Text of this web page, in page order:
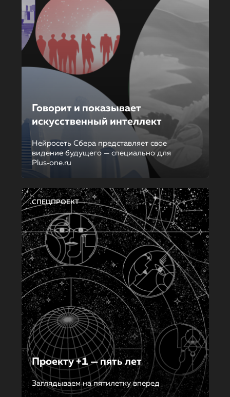
Говорит и показывает
искусственный интеллект
Нейросеть Сбера представляет свое
видение будущего — специально для
Plus‑one.ru
СПЕЦПРОЕКТ
Проекту +1 — пять лет
Заглядываем на пятилетку вперед